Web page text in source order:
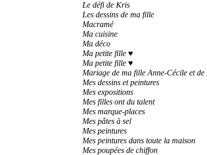
Le défi de Kris
Les dessins de ma fille
Macramé
Ma cuisine
Ma déco
Ma petite fille ♥
Ma petite fille ♥
Mariage de ma fille Anne-Cécile et de
Mes dessins et peintures
Mes expositions
Mes filles ont du talent
Mes marque-places
Mes pâtes à sel
Mes peintures
Mes peintures dans toute la maison
Mes poupées de chiffon